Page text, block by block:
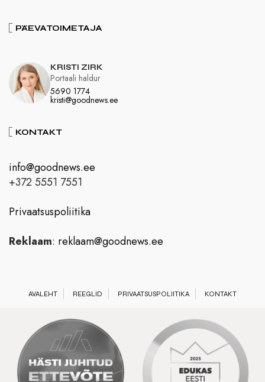
PÄEVATOIMETAJA
KRISTI ZIRK
5690 1774
kristi@goodnews.ee
Portaali haldur
KONTAKT
info@goodnews.ee
+372 5551 7551
Privaatsuspoliitika
Reklaam: reklaam@goodnews.ee
AVALEHT REEGLID PRIVAATSUSPOLIITIKA KONTAKT